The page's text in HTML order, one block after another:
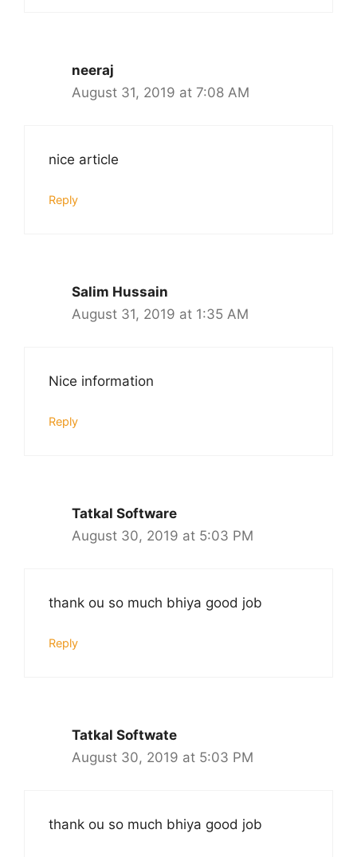
neeraj
August 31, 2019 at 7:08 AM
nice article
Reply
Salim Hussain
August 31, 2019 at 1:35 AM
Nice information
Reply
Tatkal Software
August 30, 2019 at 5:03 PM
thank ou so much bhiya good job
Reply
Tatkal Softwate
August 30, 2019 at 5:03 PM
thank ou so much bhiya good job